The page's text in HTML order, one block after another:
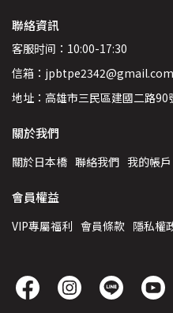
聯絡資訊
客服时间：10:00-17:30
信箱：jpbtpe2342@gmail.com
地址：高雄市三民區建國二路90
關於我們
關於日本橋 聯絡我們 我的帳戶
會員權益
VIP專屬福利 會員條款 隱私權